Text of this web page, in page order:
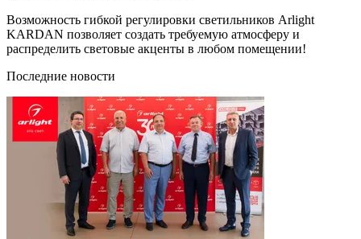
Возможность гибкой регулировки светильников Arlight
KARDAN позволяет создать требуемую атмосферу и
распределить световые акценты в любом помещении!
Последние новости